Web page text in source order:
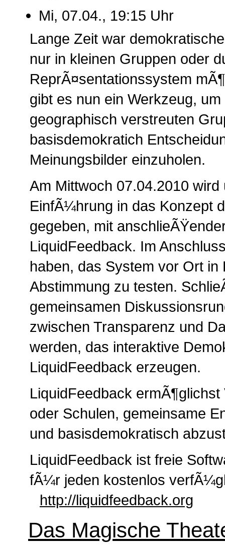
Mi, 07.04., 19:15 Uhr
Lange Zeit war
nur in kleinen Gruppen oder
ReprÃ¤sentationssystem
gibt es nun ein Werkzeug,
geographisch verstreuten
basisdemokratich
Meinungsbilder einzuholen.
Am Mittwoch 07.04.2010
EinfÃ¼hrung in das Konzept
gegeben, mit
LiquidFeedback. Im
haben, das System vor Ort in
Abstimmung zu testen.
gemeinsamen
zwischen Transparenz und
werden, das interaktive
LiquidFeedback erzeugen.
LiquidFeedback
oder Schulen, gemeinsame
und basisdemokratisch
LiquidFeedback ist freie
fÃ¼r jeden kostenlos
http://liquidfeedback.org
Das Magische